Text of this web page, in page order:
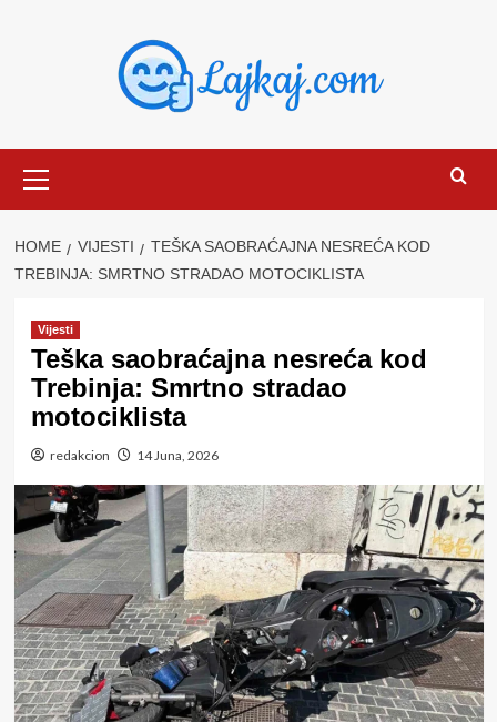
Menu
HOME VIJESTI
TEŠKA SAOBRAĆAJNA NESREĆA KOD
TREBINJA: SMRTNO STRADAO MOTOCIKLISTA
Vijesti
Teška saobraćajna nesreća kod
Trebinja: Smrtno stradao
motociklista
redakcion 14 Juna, 2026